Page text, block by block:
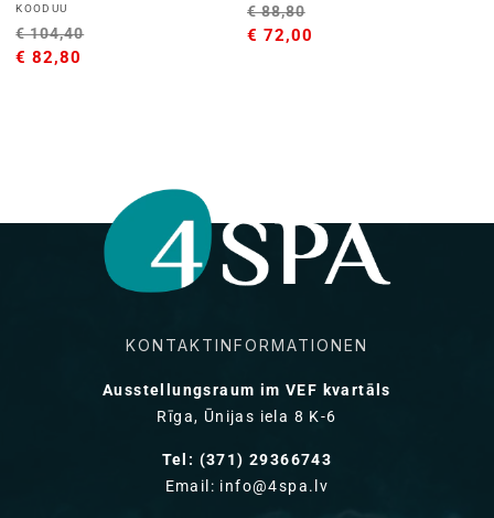
Anbieter:
KOODUU
Normaler
Preis
€ 104,40
€ 82,80
Normaler
Preis
€ 88,80
€ 72,00
KONTAKTINFORMATIONEN
Ausstellungsraum im VEF kvartāls
Rīga, Ūnijas iela 8 K-6
Tel: (371) 29366743
Email: info@4spa.lv